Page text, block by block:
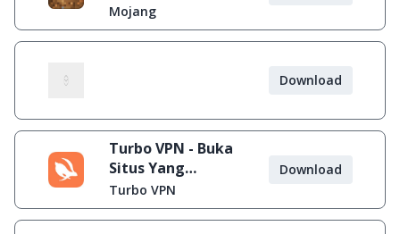
Mojang
Download
Turbo VPN - Buka
Situs Yang
Diblokir
Turbo VPN
Download